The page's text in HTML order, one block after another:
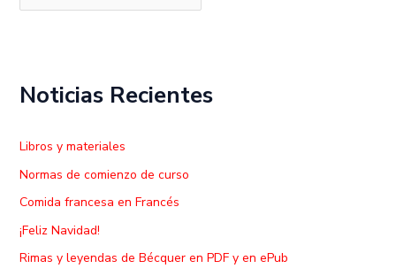
Noticias Recientes
Libros y materiales
Normas de comienzo de curso
Comida francesa en Francés
¡Feliz Navidad!
Rimas y leyendas de Bécquer en PDF y en ePub